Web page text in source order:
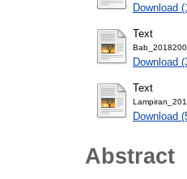
Download
Text
Download
Text
Download
Abstract